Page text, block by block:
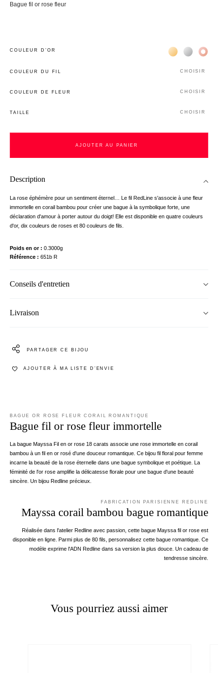
Bague fil or rose fleur
COULEUR D’OR Жёлтое золото
Белое
COULEUR DU FIL CHOISIR
COULEUR DE FLEUR CHOISIR
TAILLE CHOISIR
AJOUTER AU PANIER
Description
La rose éphémère pour un sentiment éternel… Le fil RedLine s'associe à une fleur
immortelle en corail bambou pour créer une bague à la symbolique forte, une
déclaration d'amour à porter autour du doigt! Elle est disponible en quatre couleurs
d'or, dix couleurs de roses et 80 couleurs de fils.
Poids en or
0.3000g
Référence
651b R
Conseils d'entretien
Livraison
PARTAGER CE BIJOU
AJOUTER À MA LISTE D’ENVIE
BAGUE OR ROSE FLEUR CORAIL ROMANTIQUE
Bague fil or rose fleur immortelle
La bague Mayssa Fil en or rose 18 carats associe une rose immortelle en corail
bambou à un fil en or rosé d'une douceur romantique. Ce bijou fil floral pour femme
incarne la beauté de la rose éternelle dans une bague symbolique et poétique. La
féminité de l'or rose amplifie la délicatesse florale pour une bague d'une beauté
sincère. Un bijou Redline précieux.
FABRICATION PARISIENNE REDLINE
Mayssa corail bambou bague romantique
Réalisée dans l'atelier Redline avec passion, cette bague Mayssa fil or rose est
disponible en ligne. Parmi plus de 80 fils, personnalisez cette bague romantique. Ce
modèle exprime l'ADN Redline dans sa version la plus douce. Un cadeau de
tendresse sincère.
Vous pourriez aussi aimer